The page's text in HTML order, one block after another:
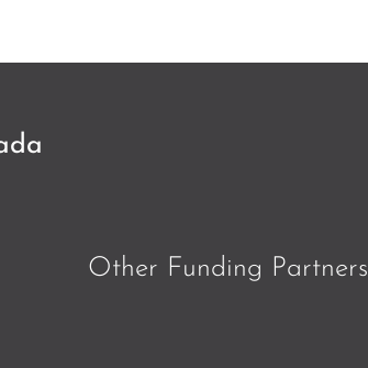
Other Funding Partners